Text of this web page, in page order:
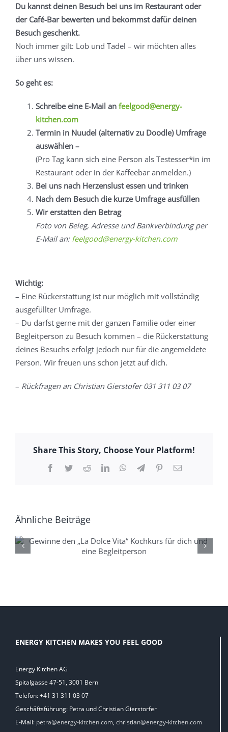
Du kannst deinen Besuch bei uns im Restaurant oder
der Café-Bar bewerten und bekommst dafür deinen
Besuch geschenkt.
Noch immer gilt: Lob und Tadel – wir möchten alles
über uns wissen.
So geht es:
Schreibe eine E-Mail an feelgood@energy-
kitchen.com
Termin in Nuudel (alternativ zu Doodle) Umfrage
auswählen –
(Pro Tag kann sich eine Person als Testesser*in im
Restaurant oder in der Kaffeebar anmelden.)
Bei uns nach Herzenslust essen und trinken
Nach dem Besuch die kurze Umfrage ausfüllen
Wir erstatten den Betrag
Foto von Beleg, Adresse und Bankverbindung per
E-Mail an: feelgood@energy-kitchen.com
Wichtig:
– Eine Rückerstattung ist nur möglich mit vollständig
ausgefüllter Umfrage.
– Du darfst gerne mit der ganzen Familie oder einer
Begleitperson zu Besuch kommen – die Rückerstattung
deines Besuchs erfolgt jedoch nur für die angemeldete
Person. Wir freuen uns schon jetzt auf dich.
– Rückfragen an Christian Gierstofer 031 311 03 07
Share This Story, Choose Your Platform!
Facebook
TwitterRedditLinkedInWhatsApp
TelegramPinterest
E-
Ähnliche Beiträge
HAPPY BRUNCH – AB SEPTEMBER
NOCH FRISCHER
ENERGY KITCHEN MAKES YOU FEEL GOOD
Energy Kitchen AG
Spitalgasse 47-51, 3001 Bern
Telefon: +41 31 311 03 07
Geschäftsführung: Petra und Christian Gierstorfer
E-Mail: petra@energy-kitchen.com, christian@energy-kitchen.com